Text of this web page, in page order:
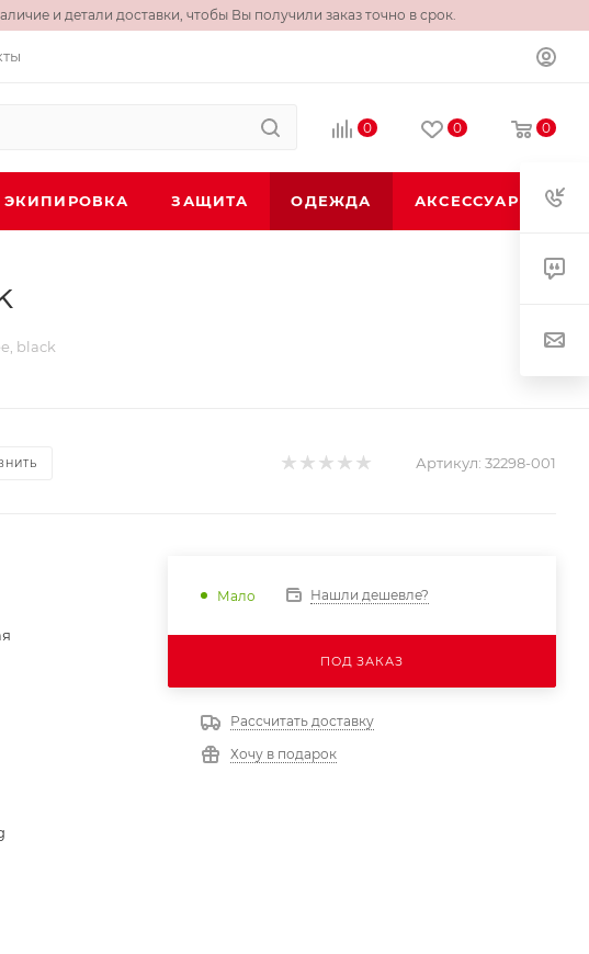
и детали доставки, чтобы Вы получили заказ точно в срок.
0 0 0
ЭКИПИРОВКА ЗАЩИТА ОДЕЖДА АКСЕССУАРЫ
black
Артикул: 32298-001
Мало Нашли дешевле?
ПОД ЗАКАЗ
Рассчитать доставку
Хочу в подарок